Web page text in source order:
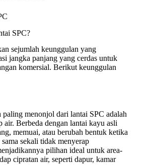
SPC?
sejumlah keunggulan yang
jangka panjang yang cerdas untuk
komersial. Berikut keunggulan
paling menonjol dari lantai SPC adalah
air. Berbeda dengan lantai kayu asli
memuai, atau berubah bentuk ketika
sekali tidak menyerap
pilihan ideal untuk area-
cipratan air, seperti dapur, kamar